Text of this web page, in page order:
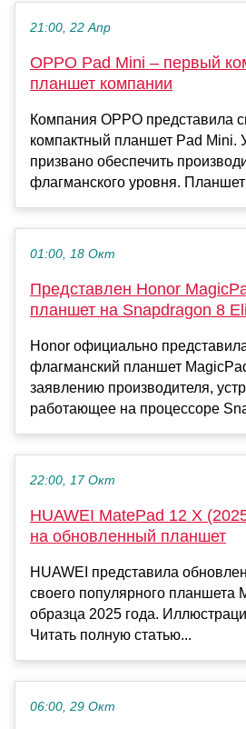
21:00, 22 Апр
OPPO Pad Mini – первый
планшет компании
Компания OPPO представила
компактный планшет Pad Mini.
призвано обеспечить
флагманского уровня.
01:00, 18 Окт
Представлен Honor
планшет на Snapdragon 8
Honor официально
флагманский планшет
заявлению производителя,
работающее на процессоре
22:00, 17 Окт
HUAWEI MatePad 12 X
на обновленный планшет
HUAWEI представила
своего популярного планшета
образца 2025 года.
Читать полную статью...
06:00, 29 Окт